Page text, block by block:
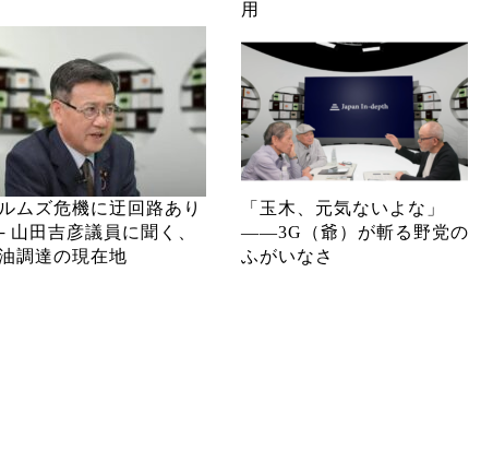
用
ムズ危機に迂回路あり
山田吉彦議員に聞く、
調達の現在地
「玉木、元気ないよな」
――3G（爺）が斬る野党の
ふがいなさ